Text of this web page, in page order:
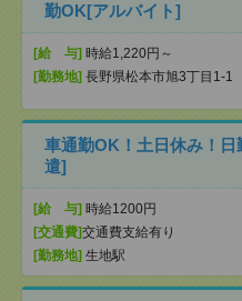
勤OK[アルバイト]
[給 与] 時給1,220円～
[勤務地] 長野県松本市旭3丁目1-1
車通勤OK！土日休み！
遣]
[給 与] 時給1200円
[交通費]交通費支給有り
[勤務地] 生地駅